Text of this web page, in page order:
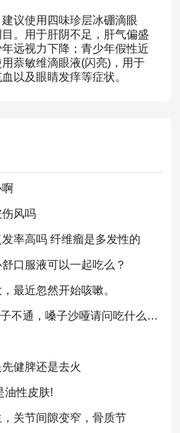
议使用四味珍层冰硼滴眼
。用于肝阴不足，肝气偏盛
远视力下降；青少年假性近
萘敏维滴眼液(闪亮)，用于
以及眼睛发痒等症状。
啊
风吗
率高吗 纤维瘤是多发性的
口服液可以一起吃么？
最近忽然开始咳嗽。
你好，鼻炎犯了，鼻子不通，嗓子沙哑请问吃什么药比较好？
健脾还是去火
油性皮肤!
关节间隙变窄，骨质节